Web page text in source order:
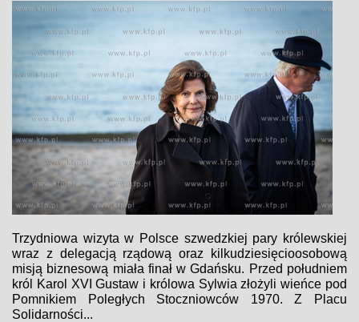
Trzydniowa wizyta w Polsce szwedzkiej pary królewskiej
wraz z delegacją rządową oraz kilkudziesięcioosobową
misją biznesową miała finał w Gdańsku. Przed południem
król Karol XVI Gustaw i królowa Sylwia złożyli wieńce pod
Pomnikiem Poległych Stoczniowców 1970. Z Placu
Solidarności...